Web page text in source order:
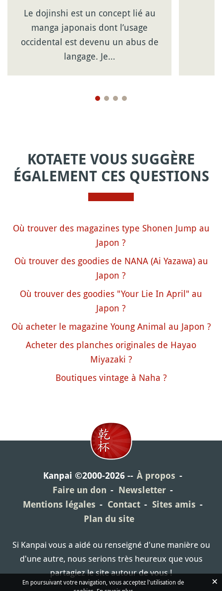
Le dojinshi est un concept lié au
manga japonais dont l’usage
occidental est devenu un abus de
langage. Je…
KOTAETE VOUS SUGGÈRE
ÉGALEMENT CES QUESTIONS
Où trouver des magazines type Shonen Jump au
Japon ?
Où trouver des goodies de NANA (Ai Yazawa) au
Japon ?
Où trouver des goodies "Your Lie In April" au
Japon ?
Où acheter le magazine Young Animal au Japon ?
Acheter des planches originales de Hayao
Miyazaki ?
Boutiques vintage à Naha ?
Kanpai ©2000-2026
À propos
Faire un don
Newsletter
Mentions légales
Contact
Sites amis
Plan du site
Si Kanpai vous a aidé ou renseigné d'une manière ou
d'une autre, nous serions très heureux que vous
partagiez le site autour de vous !
En poursuivant votre navigation, vous acceptez l'utilisation de
×